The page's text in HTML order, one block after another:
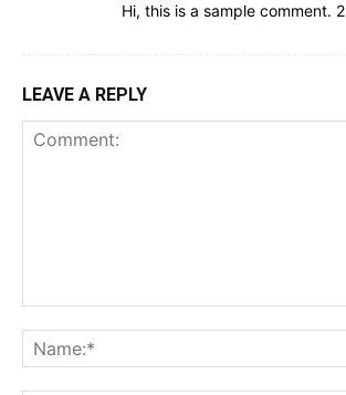
Hi, this is a sample comment. 2
LEAVE A REPLY